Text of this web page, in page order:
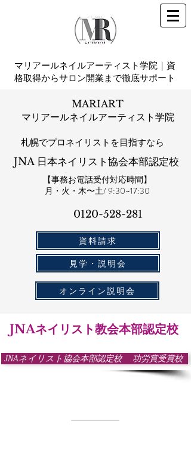
マリアールネイルアーティスト学院｜資
格取得からサロン開業まで徹底サポート
MARIART
マリアールネイルアーティスト学院
札幌​でプロネイリストを目指すなら
JNA 日本ネイリスト協会本部認定校
【事務お電話受付対応時間】
​月・火・木〜土/ 9:30~17:30
0120-528-281​
資料請求
見学・説明会
オンライン説明会
JNAネイリスト教会本部認定校
JNAネイリスト協会本部認定校 功労賞受賞校 ​